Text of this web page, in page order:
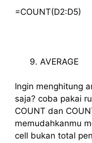
=COUNT(D2:D5)
AVERAGE
Ingin menghitung
saja? coba pakai
COUNT dan
memudahkanmu
cell bukan total